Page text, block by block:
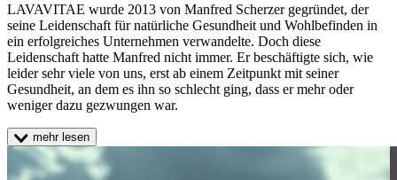
LAVAVITAE wurde 2013 von Manfred Scherzer gegründet, der
seine Leidenschaft für natürliche Gesundheit und Wohlbefinden in
ein erfolgreiches Unternehmen verwandelte. Doch diese
Leidenschaft hatte Manfred nicht immer. Er beschäftigte sich, wie
leider sehr viele von uns, erst ab einem Zeitpunkt mit seiner
Gesundheit, an dem es ihn so schlecht ging, dass er mehr oder
weniger dazu gezwungen war.
mehr lesen